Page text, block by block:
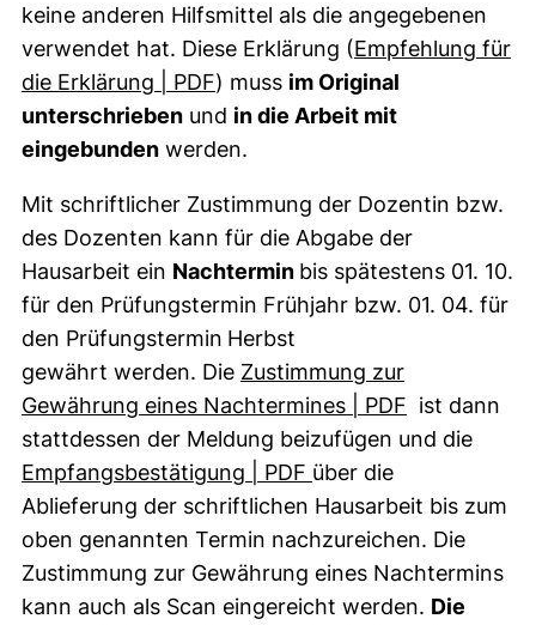
keine anderen Hilfsmittel als die angegebenen
verwendet hat. Diese Erklärung (Empfehlung für
die Erklärung | PDF(öffnet neues Fenster). (nicht
) muss im Original
unterschrieben und in die Arbeit mit
eingebunden werden.
Mit schriftlicher Zustimmung der Dozentin bzw.
des Dozenten kann für die Abgabe der
Hausarbeit ein Nachtermin bis spätestens 01. 10.
für den Prüfungstermin Frühjahr bzw. 01. 04. für
den Prüfungstermin Herbst
gewährt werden. Die Zustimmung zur
Gewährung eines Nachtermines | PDF (öffnet
ist dann
stattdessen der Meldung beizufügen und die
Empfangsbestätigung | PDF (öffnet neues
über die
Ablieferung der schriftlichen Hausarbeit bis zum
oben genannten Termin nachzureichen. Die
Zustimmung zur Gewährung eines Nachtermins
kann auch als Scan eingereicht werden. Die